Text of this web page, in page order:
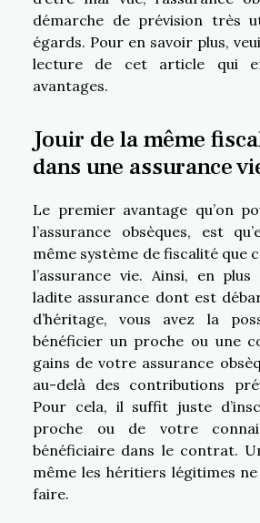
démarche de prévision très
égards. Pour en savoir plus,
lecture de cet article qui
avantages.
Jouir de la même
dans une assurance
Le premier avantage qu’on
l’assurance obsèques, est
même système de fiscalité que
l’assurance vie. Ainsi, en
ladite assurance dont est
d’héritage, vous avez la
bénéficier un proche ou une
gains de votre assurance
au-delà des contributions
Pour cela, il suffit juste
proche ou de votre
bénéficiaire dans le contrat.
même les héritiers légitimes
faire.